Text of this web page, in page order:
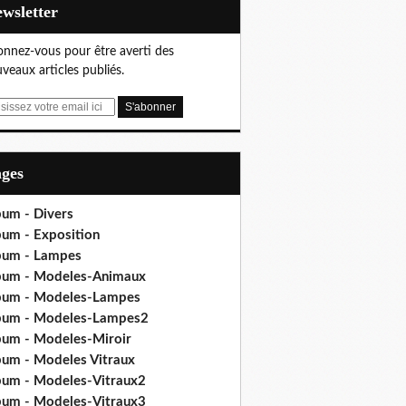
vous pour être averti des
articles publiés.
- Divers
- Exposition
- Lampes
- Modeles-Animaux
- Modeles-Lampes
- Modeles-Lampes2
- Modeles-Miroir
- Modeles Vitraux
- Modeles-Vitraux2
- Modeles-Vitraux3